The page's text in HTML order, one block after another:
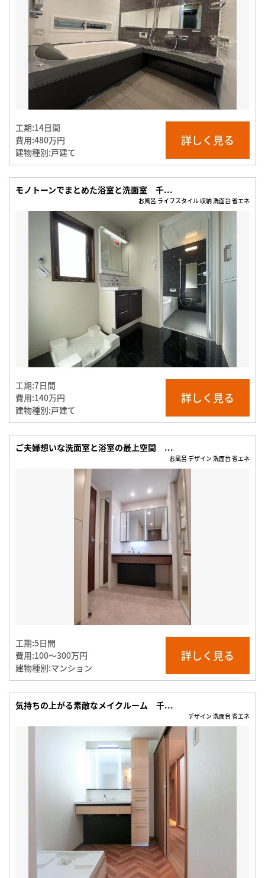
工期:14日間
費用:480万円
建物種別:戸建て
詳しく見る
モノトーンでまとめた浴室と洗面室 千...
お風呂 ライフスタイル 収納 洗面台 省エネ
工期:7日間
費用:140万円
建物種別:戸建て
詳しく見る
ご夫婦想いな洗面室と浴室の最上空間 ...
お風呂 デザイン 洗面台 省エネ
工期:5日間
費用:100〜300万円
建物種別:マンション
詳しく見る
気持ちの上がる素敵なメイクルーム 千...
デザイン 洗面台 省エネ